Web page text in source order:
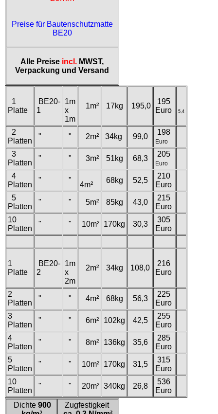
Preise für Bautenschutzmatte
BE20
Alle Preise incl. MWST,
Verpackung und Versand
1
Platte
BE20-
1
1m
x
1m
1m² 17kg 195,0
195
Euro
5,4
2
Platten
" " 2m² 34kg 99,0
198
Euro
3
Platten
" " 3m² 51kg 68,3
205
Euro
4
Platten
" "
4m²
68kg 52,5
210
Euro
5
Platten
" " 5m² 85kg 43,0
215
Euro
10
Platten
" " 10m² 170kg 30,3
305
Euro
1
Platte
BE20-
2
1m
x
2m
2m² 34kg 108,0
216
Euro
2
Platten
" " 4m² 68kg 56,3
225
Euro
3
Platten
" " 6m² 102kg 42,5
255
Euro
4
Platten
" " 8m² 136kg 35,6
285
Euro
5
Platten
" " 10m² 170kg 31,5
315
Euro
10
Platten
" " 20m² 340kg 26,8
536
Euro
Dichte 900
Zugfestigkeit